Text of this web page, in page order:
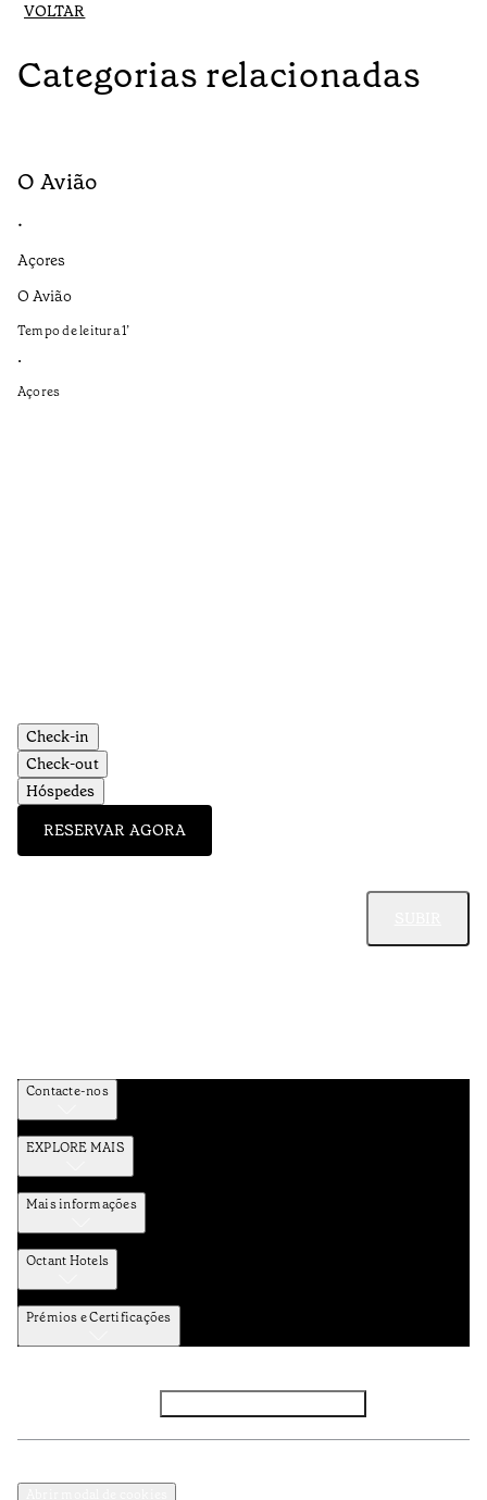
VOLTAR
Categorias relacionadas
O Avião
•
Açores
O Avião
Tempo de leitura1’
•
Açores
Check-in
Check-out
Hóspedes
RESERVAR AGORA
Contacte-nos
EXPLORE MAIS
Mais informações
Octant Hotels
Prémios e Certificações